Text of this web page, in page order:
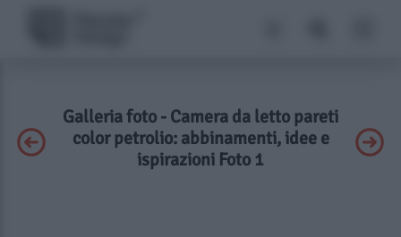
Galleria foto - Camera da letto pareti
color petrolio: abbinamenti, idee e
ispirazioni Foto 1